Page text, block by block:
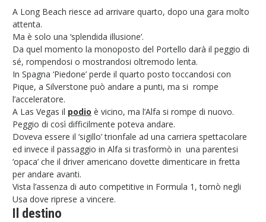
A Long Beach riesce ad arrivare quarto, dopo una gara molto
attenta.
Ma è solo una ‘splendida illusione’.
Da quel momento la monoposto del Portello darà il peggio di
sé, rompendosi o mostrandosi oltremodo lenta.
In Spagna ‘Piedone’ perde il quarto posto toccandosi con
Pique, a Silverstone può andare a punti, ma si rompe
l’acceleratore.
A Las Vegas il podio è vicino, ma l’Alfa si rompe di nuovo.
Peggio di così difficilmente poteva andare.
Doveva essere il ‘sigillo’ trionfale ad una carriera spettacolare
ed invece il passaggio in Alfa si trasformò in una parentesi
‘opaca’ che il driver americano dovette dimenticare in fretta
per andare avanti.
Vista l’assenza di auto competitive in Formula 1, tornò negli
Usa dove riprese a vincere.
Il destino